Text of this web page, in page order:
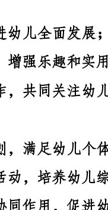
3.积极与家长沟通合作，共同关注幼儿发展。
1.制定个性化教学计划，满足幼儿个体需求；
（1）充分了解每个幼儿的特点和需求，制定个性化学习目